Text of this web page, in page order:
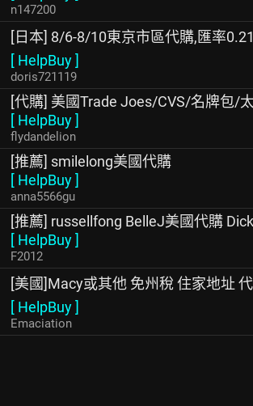
n147200
[日本] 8/6-8/10東京市區代購,匯率0.21
[ HelpBuy]
doris721119
[代購] 美國Trade Joes/CVS/名牌包/
[ HelpBuy]
flydandelion
[推薦] smilelong美國代購
[ HelpBuy]
anna5566gu
[推薦] russellfong BelleJ美國代購
[ HelpBuy]
F2012
[美國]Macy或其他 免州稅 住家地址
[ HelpBuy]
Emaciation